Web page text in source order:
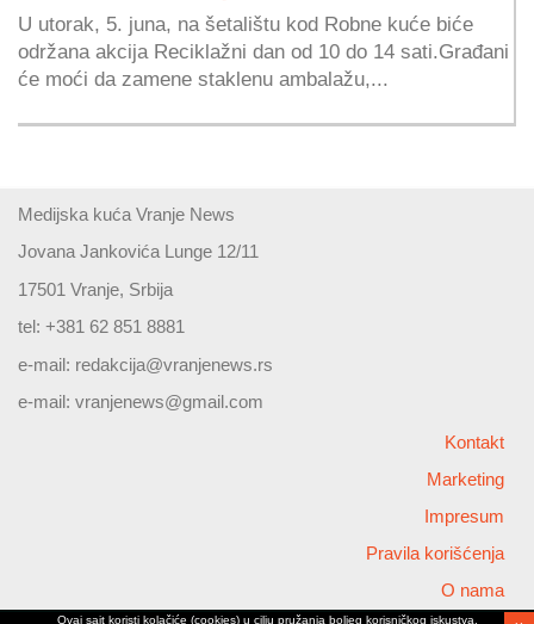
U utorak, 5. juna, na šetalištu kod Robne kuće biće
održana akcija Reciklažni dan od 10 do 14 sati.Građani
će moći da zamene staklenu ambalažu,...
Medijska kuća Vranje News
Jovana Jankovića Lunge 12/11
17501 Vranje, Srbija
tel: +381 62 851 8881
e-mail: redakcija@vranjenews.rs
e-mail: vranjenews@gmail.com
Kontakt
Marketing
Impresum
Pravila korišćenja
O nama
Ovaj sajt koristi kolačiće (cookies) u cilju pružanja boljeg korisničkog iskustva,